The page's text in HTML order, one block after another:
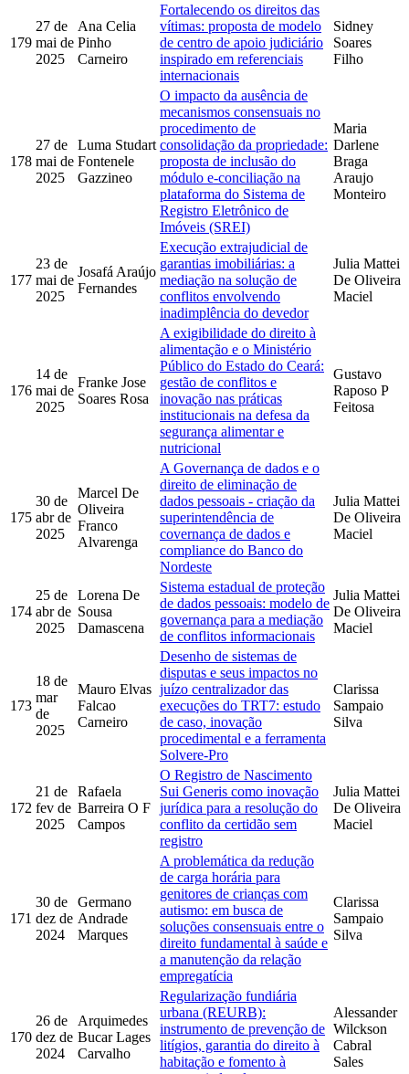
179
27 de
mai de
2025
Ana Celia
Pinho
Carneiro
Fortalecendo os direitos das
vítimas: proposta de modelo
de centro de apoio judiciário
inspirado em referenciais
internacionais
Sidney
Soares
Filho
178
27 de
mai de
2025
Luma Studart
Fontenele
Gazzineo
O impacto da ausência de
mecanismos consensuais no
procedimento de
consolidação da propriedade:
proposta de inclusão do
módulo e-conciliação na
plataforma do Sistema de
Registro Eletrônico de
Imóveis (SREI)
Maria
Darlene
Braga
Araujo
Monteiro
177
23 de
mai de
2025
Josafá Araújo
Fernandes
Execução extrajudicial de
garantias imobiliárias: a
mediação na solução de
conflitos envolvendo
inadimplência do devedor
Julia Mattei
De Oliveira
Maciel
176
14 de
mai de
2025
Franke Jose
Soares Rosa
A exigibilidade do direito à
alimentação e o Ministério
Público do Estado do Ceará:
gestão de conflitos e
inovação nas práticas
institucionais na defesa da
segurança alimentar e
nutricional
Gustavo
Raposo P
Feitosa
175
30 de
abr de
2025
Marcel De
Oliveira
Franco
Alvarenga
A Governança de dados e o
direito de eliminação de
dados pessoais - criação da
superintendência de
covernança de dados e
compliance do Banco do
Nordeste
Julia Mattei
De Oliveira
Maciel
174
25 de
abr de
2025
Lorena De
Sousa
Damascena
Sistema estadual de proteção
de dados pessoais: modelo de
governança para a mediação
de conflitos informacionais
Julia Mattei
De Oliveira
Maciel
173
18 de
mar
de
2025
Mauro Elvas
Falcao
Carneiro
Desenho de sistemas de
disputas e seus impactos no
juízo centralizador das
execuções do TRT7: estudo
de caso, inovação
procedimental e a ferramenta
Solvere-Pro
Clarissa
Sampaio
Silva
172
21 de
fev de
2025
Rafaela
Barreira O F
Campos
O Registro de Nascimento
Sui Generis como inovação
jurídica para a resolução do
conflito da certidão sem
registro
Julia Mattei
De Oliveira
Maciel
171
30 de
dez de
2024
Germano
Andrade
Marques
A problemática da redução
de carga horária para
genitores de crianças com
autismo: em busca de
soluções consensuais entre o
direito fundamental à saúde e
a manutenção da relação
empregatícia
Clarissa
Sampaio
Silva
170
26 de
dez de
2024
Arquimedes
Bucar Lages
Carvalho
Regularização fundiária
urbana (REURB):
instrumento de prevenção de
litígios, garantia do direito à
habitação e fomento à
Alessander
Wilckson
Cabral
Sales